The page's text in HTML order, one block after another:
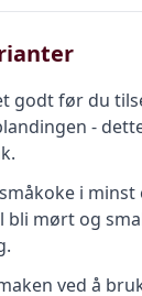
godt før du
-
i
bli mørt og
ved å